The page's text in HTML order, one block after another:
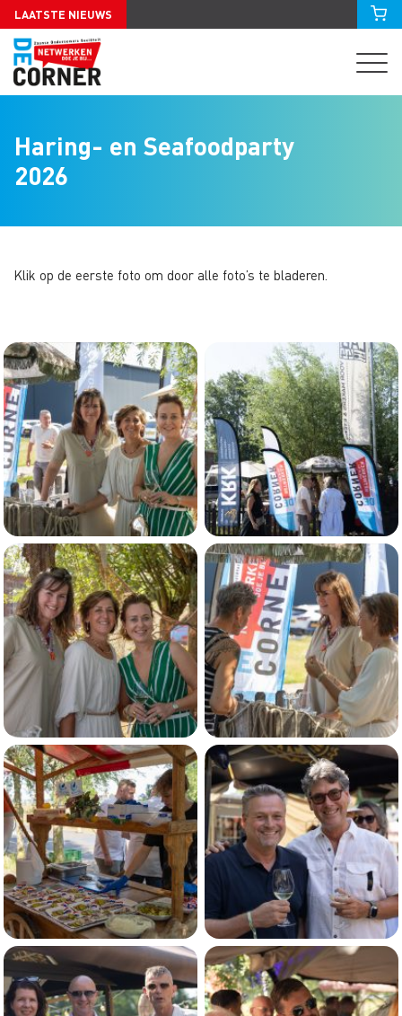
LAATSTE NIEUWS
Haring- en Seafoodparty
2026
Klik op de eerste foto om door alle foto’s te bladeren.